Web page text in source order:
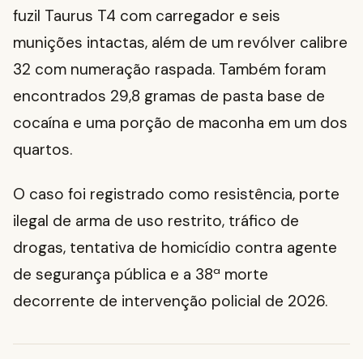
fuzil Taurus T4 com carregador e seis
munições intactas, além de um revólver calibre
32 com numeração raspada. Também foram
encontrados 29,8 gramas de pasta base de
cocaína e uma porção de maconha em um dos
quartos.
O caso foi registrado como resistência, porte
ilegal de arma de uso restrito, tráfico de
drogas, tentativa de homicídio contra agente
de segurança pública e a 38ª morte
decorrente de intervenção policial de 2026.